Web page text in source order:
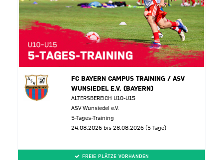
FC BAYERN CAMPUS TRAINING / ASV
WUNSIEDEL E.V. (BAYERN)
ALTERSBEREICH U10-U15
ASV Wunsiedel e.V.
5-Tages-Training
24.08.2026 bis 28.08.2026 (5 Tage)
FREIE PLÄTZE VORHANDEN